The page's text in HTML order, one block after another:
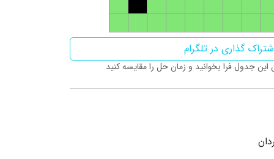
گذاری در تلگرام
جدول فرا بخوانید و زمان حل را مقایسه کنید